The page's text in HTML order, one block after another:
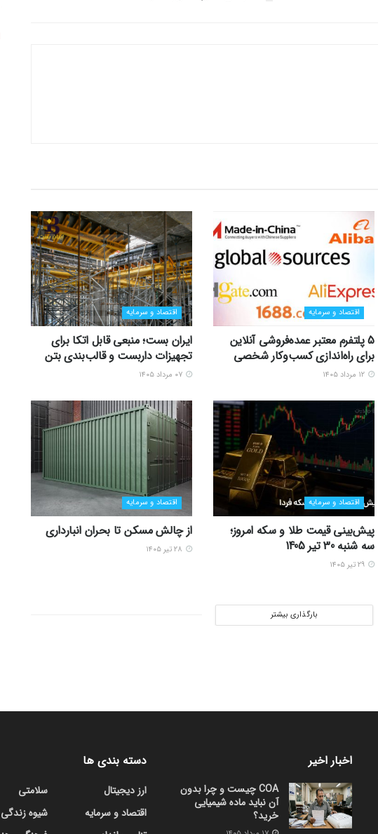
اقتصاد و سرمایه
5 پلتفرم معتبر عمده‌فروشی آنلاین
برای راه‌اندازی کسب‌وکار شخصی
اقتصاد و سرمایه
ایران بست؛ منبعی قابل اتکا برای
تجهیزات داربست و قالب‌بندی بتن
اقتصاد و سرمایه
پیش‌بینی قیمت طلا و سکه امروز؛
سه شنبه 30 تیر 1405
اقتصاد و سرمایه
از چالش مسکن تا بحران انبارداری
بارگذاری بیشتر
اخبار اخیر
COA چیست و چرا بدون
آن نباید ماده شیمیایی
خرید؟
دسته بندی ها
ارز دیجیتال
اقتصاد و سرمایه
سلامتی
شیوه زندگی